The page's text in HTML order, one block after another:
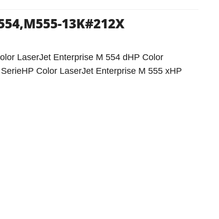
13K#212X
LaserJet Enterprise M 554 dHP Color
Color LaserJet Enterprise M 555 xHP